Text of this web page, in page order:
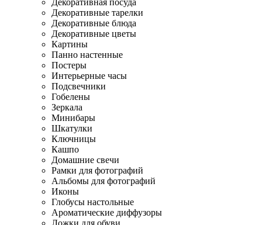
Декоративная посуда
Декоративные тарелки
Декоративные блюда
Декоративные цветы
Картины
Панно настенные
Постеры
Интерьерные часы
Подсвечники
Гобелены
Зеркала
Минибары
Шкатулки
Ключницы
Кашпо
Домашние свечи
Рамки для фотографий
Альбомы для фотографий
Иконы
Глобусы настольные
Ароматические диффузоры
Ложки для обуви